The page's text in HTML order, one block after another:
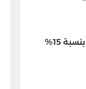
كود خصم ماماز اند باباز الكويت بنسبة 15%